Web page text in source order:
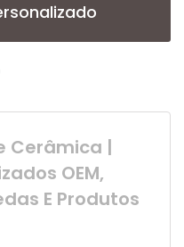
Cerâmica |
OEM,
E Produtos